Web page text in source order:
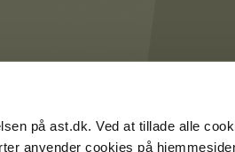
på ast.dk. Ved at tillade alle
anvender cookies på